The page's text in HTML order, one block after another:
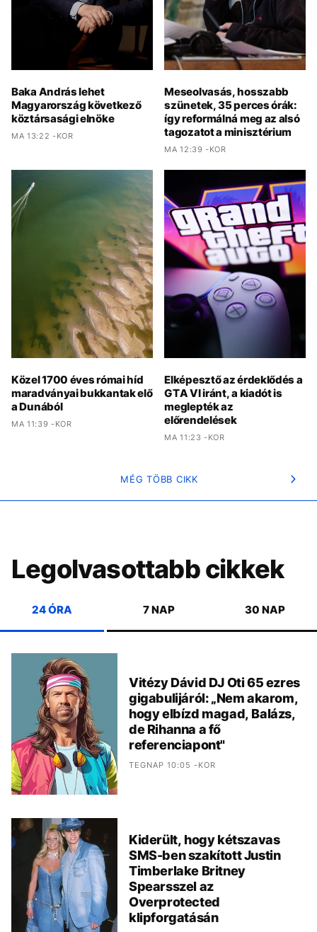
Baka András lehet
Magyarország következő
köztársasági elnöke
MA 13:22 -KOR
Meseolvasás, hosszabb
szünetek, 35 perces órák:
így reformálná meg az alsó
tagozatot a minisztérium
MA 12:39 -KOR
Közel 1700 éves római híd
maradványai bukkantak elő
a Dunából
MA 11:39 -KOR
Elképesztő az érdeklődés a
GTA VI iránt, a kiadót is
meglepték az
előrendelések
MA 11:23 -KOR
MÉG TÖBB CIKK
Legolvasottabb cikkek
24 ÓRA 7 NAP 30 NAP
Vitézy Dávid DJ Oti 65 ezres
gigabulijáról: „Nem akarom,
hogy elbízd magad, Balázs,
de Rihanna a fő
referenciapont"
TEGNAP 10:05 -KOR
Kiderült, hogy kétszavas
SMS-ben szakított Justin
Timberlake Britney
Spearsszel az
Overprotected
klipforgatásán